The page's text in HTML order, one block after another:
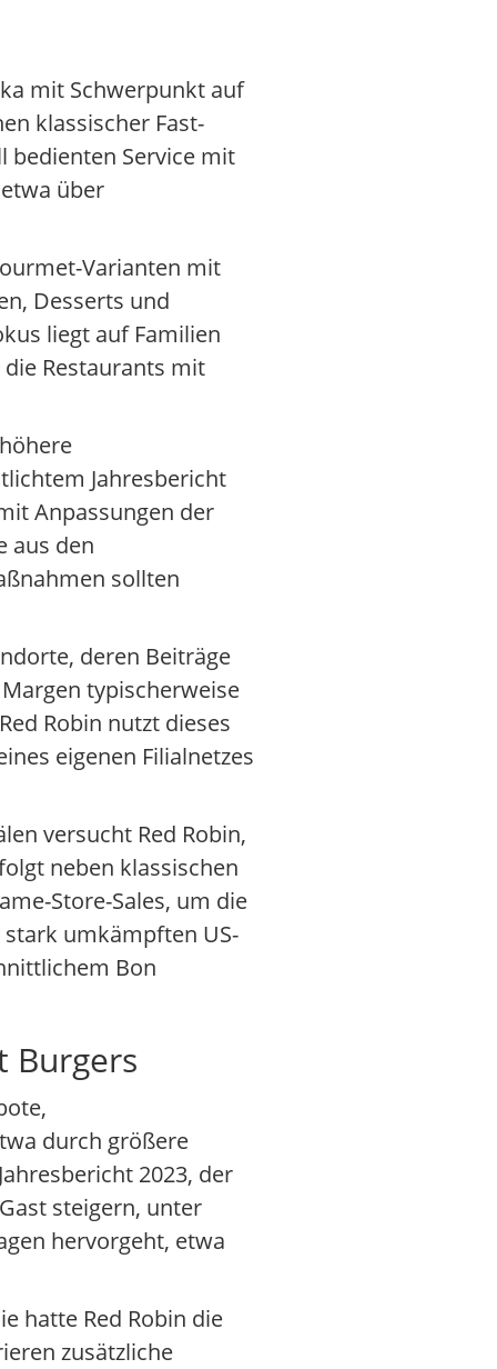
mit Schwerpunkt auf
klassischer Fast-
bedienten Service mit
über
Varianten mit
Desserts und
liegt auf Familien
Restaurants mit
Jahresbericht
Anpassungen der
aus den
sollten
deren Beiträge
typischerweise
Robin nutzt dieses
eigenen Filialnetzes
versucht Red Robin,
neben klassischen
Store-Sales, um die
umkämpften US-
Bon
Burgers
durch größere
2023, der
steigern, unter
hervorgeht, etwa
hatte Red Robin die
zusätzliche